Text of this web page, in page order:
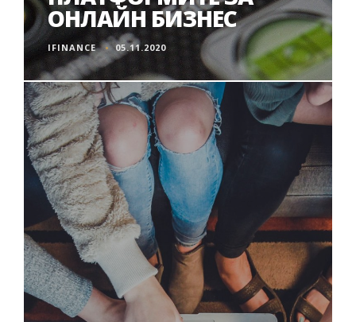
ОНЛАЙН БИЗНЕС
IFINANCE 05.11.2020